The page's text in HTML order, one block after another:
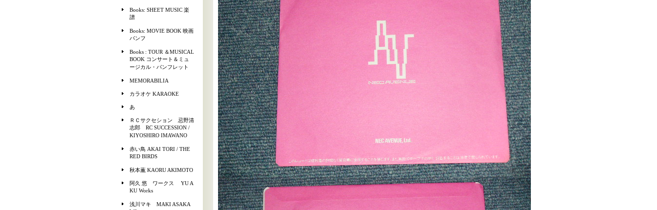
Books: SHEET MUSIC 楽
譜
Books: MOVIE BOOK 映画
パンフ
Books : TOUR ＆MUSICAL
BOOK コンサート＆ミュ
ージカル・パンフレット
MEMORABILIA
カラオケ KARAOKE
あ
ＲＣサクセション 忌野清
志郎 RC SUCCESSION /
KIYOSHIRO IMAWANO
赤い鳥 AKAI TORI / THE
RED BIRDS
秋本薫 KAORU AKIMOTO
阿久 悠 ワークス YU A
KU Works
浅川マキ MAKI ASAKA